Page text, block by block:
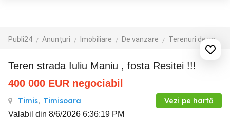
Publi24 Anunțuri Imobiliare De vanzare Terenuri de vanzare
Teren strada Iuliu Maniu , fosta Resitei !!!
400 000 EUR negociabil
Timis, Timisoara Vezi pe hartă
Valabil din 8/6/2026 6:36:19 PM